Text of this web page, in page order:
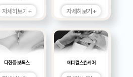
자세히보기 + 자세히보기 +
다한증 보톡스 메디컬스킨케어